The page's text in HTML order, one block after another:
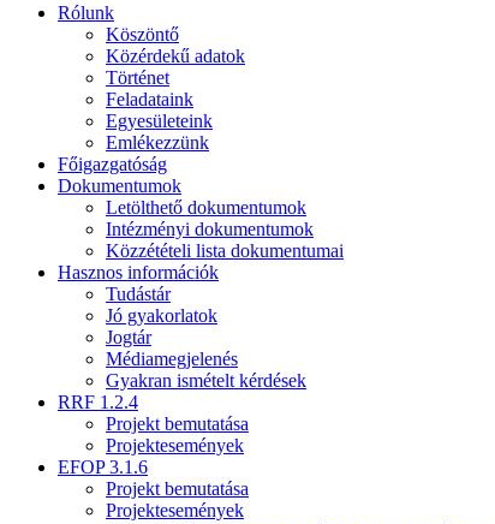
Rólunk
Köszöntő
Közérdekű adatok
Történet
Feladataink
Egyesületeink
Emlékezzünk
Főigazgatóság
Dokumentumok
Letölthető dokumentumok
Intézményi dokumentumok
Közzétételi lista dokumentumai
Hasznos információk
Tudástár
Jó gyakorlatok
Jogtár
Médiamegjelenés
Gyakran ismételt kérdések
RRF 1.2.4
Projekt bemutatása
Projektesemények
EFOP 3.1.6
Projekt bemutatása
Projektesemények